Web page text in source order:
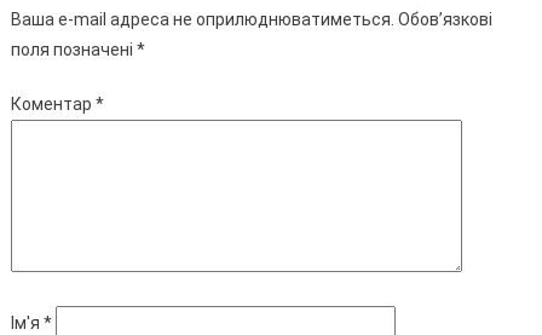
Ваша e-mail адреса не оприлюднюватиметься. Обов’язкові
поля позначені *
Коментар *
Ім'я *